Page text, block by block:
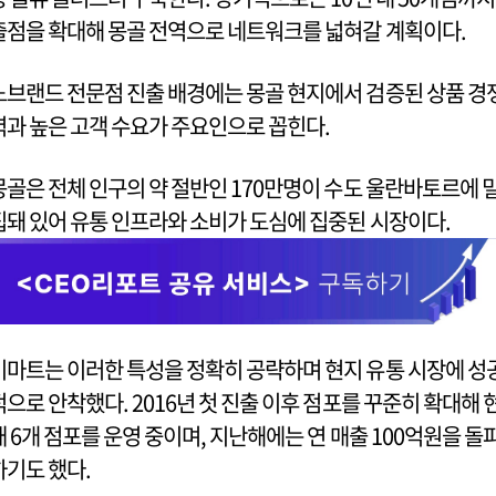
점을 확대해 몽골 전역으로 네트워크를 넓혀갈 계획이다.
브랜드 전문점 진출 배경에는 몽골 현지에서 검증된 상품 경
과 높은 고객 수요가 주요인으로 꼽힌다.
골은 전체 인구의 약 절반인 170만명이 수도 울란바토르에
돼 있어 유통 인프라와 소비가 도심에 집중된 시장이다.
마트는 이러한 특성을 정확히 공략하며 현지 유통 시장에 성
으로 안착했다. 2016년 첫 진출 이후 점포를 꾸준히 확대해
6개 점포를 운영 중이며, 지난해에는 연 매출 100억원을 돌
기도 했다.